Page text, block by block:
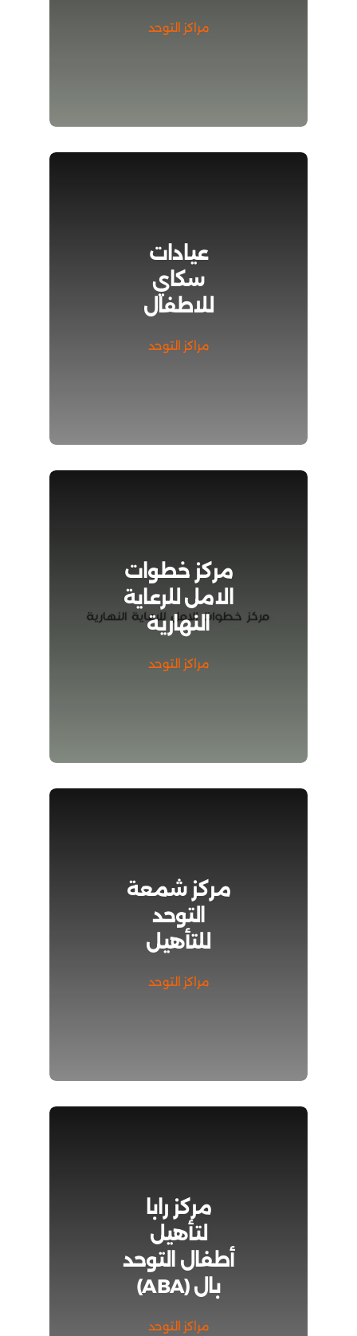
مراكز التوحد
عيادات
سكاي
للاطفال
مراكز التوحد
مركز خطوات
الامل للرعاية
النهارية
مراكز التوحد
مركز شمعة
التوحد
للتأهيل
مراكز التوحد
مركز رابا
لتأهيل
أطفال التوحد
بال (ABA)
مراكز التوحد